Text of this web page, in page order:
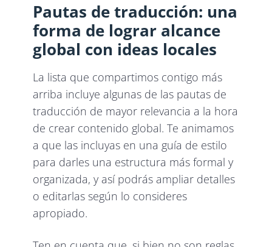
Pautas de traducción: una
forma de lograr alcance
global con ideas locales
La lista que compartimos contigo más
arriba incluye algunas de las pautas de
traducción de mayor relevancia a la hora
de crear contenido global. Te animamos
a que las incluyas en una guía de estilo
para darles una estructura más formal y
organizada, y así podrás ampliar detalles
o editarlas según lo consideres
apropiado.